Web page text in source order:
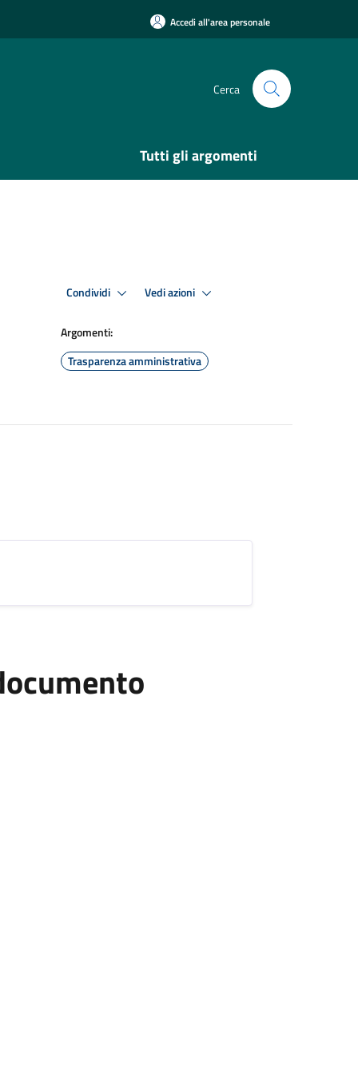
Accedi all'area personale
Cerca
Tutti gli argomenti
Condividi Vedi azioni
Argomenti:
Trasparenza amministrativa